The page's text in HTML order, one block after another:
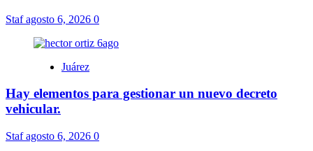
Stafagosto 6, 2026 0
Juárez
Hay elementos para gestionar un nuevo decreto
vehicular.
Stafagosto 6, 2026 0